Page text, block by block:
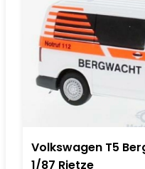
Volkswagen T5
1/87 Rietze